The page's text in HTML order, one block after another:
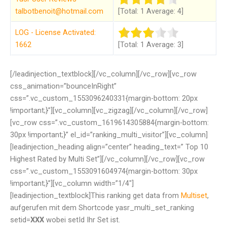
talbotbenoit@hotmail.com
[Total: 1 Average: 4]
LOG - License Activated:
1662
[Total: 1 Average: 3]
[/leadinjection_textblock][/vc_column][/vc_row][vc_row
css_animation=”bounceInRight”
css=”.vc_custom_1553096240331{margin-bottom: 20px
!important;}”][vc_column][vc_zigzag][/vc_column][/vc_row]
[vc_row css=”.vc_custom_1619614305884{margin-bottom:
30px !important;}” el_id=”ranking_multi_visitor”][vc_column]
[leadinjection_heading align=”center” heading_text=” Top 10
Highest Rated by Multi Set”][/vc_column][/vc_row][vc_row
css=”.vc_custom_1553091604974{margin-bottom: 30px
!important;}”][vc_column width=”1/4″]
[leadinjection_textblock]This ranking get data from Multiset,
aufgerufen mit dem Shortcode yasr_multi_set_ranking
setid=XXX wobei setId Ihr Set ist.